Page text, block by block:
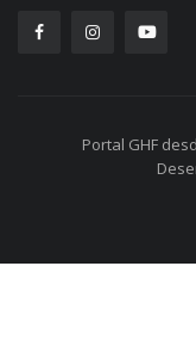
Portal GHF